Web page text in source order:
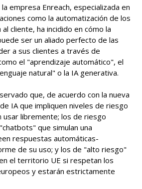
empresa Enreach, especializada en
como la automatización de los
cliente, ha incidido en cómo la
ser un aliado perfecto de las
a sus clientes a través de
el "aprendizaje automático", el
natural" o la IA generativa.
que, de acuerdo con la nueva
IA que impliquen niveles de riesgo
usar libremente; los de riesgo
que simulan una
respuestas automáticas-
de su uso; y los de "alto riesgo"
el territorio UE si respetan los
y estarán estrictamente